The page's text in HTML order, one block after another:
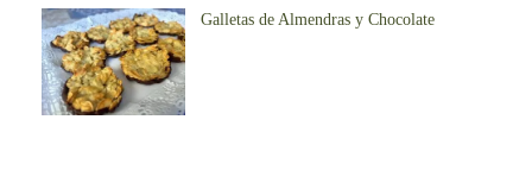
Galletas de Almendras y Chocolate